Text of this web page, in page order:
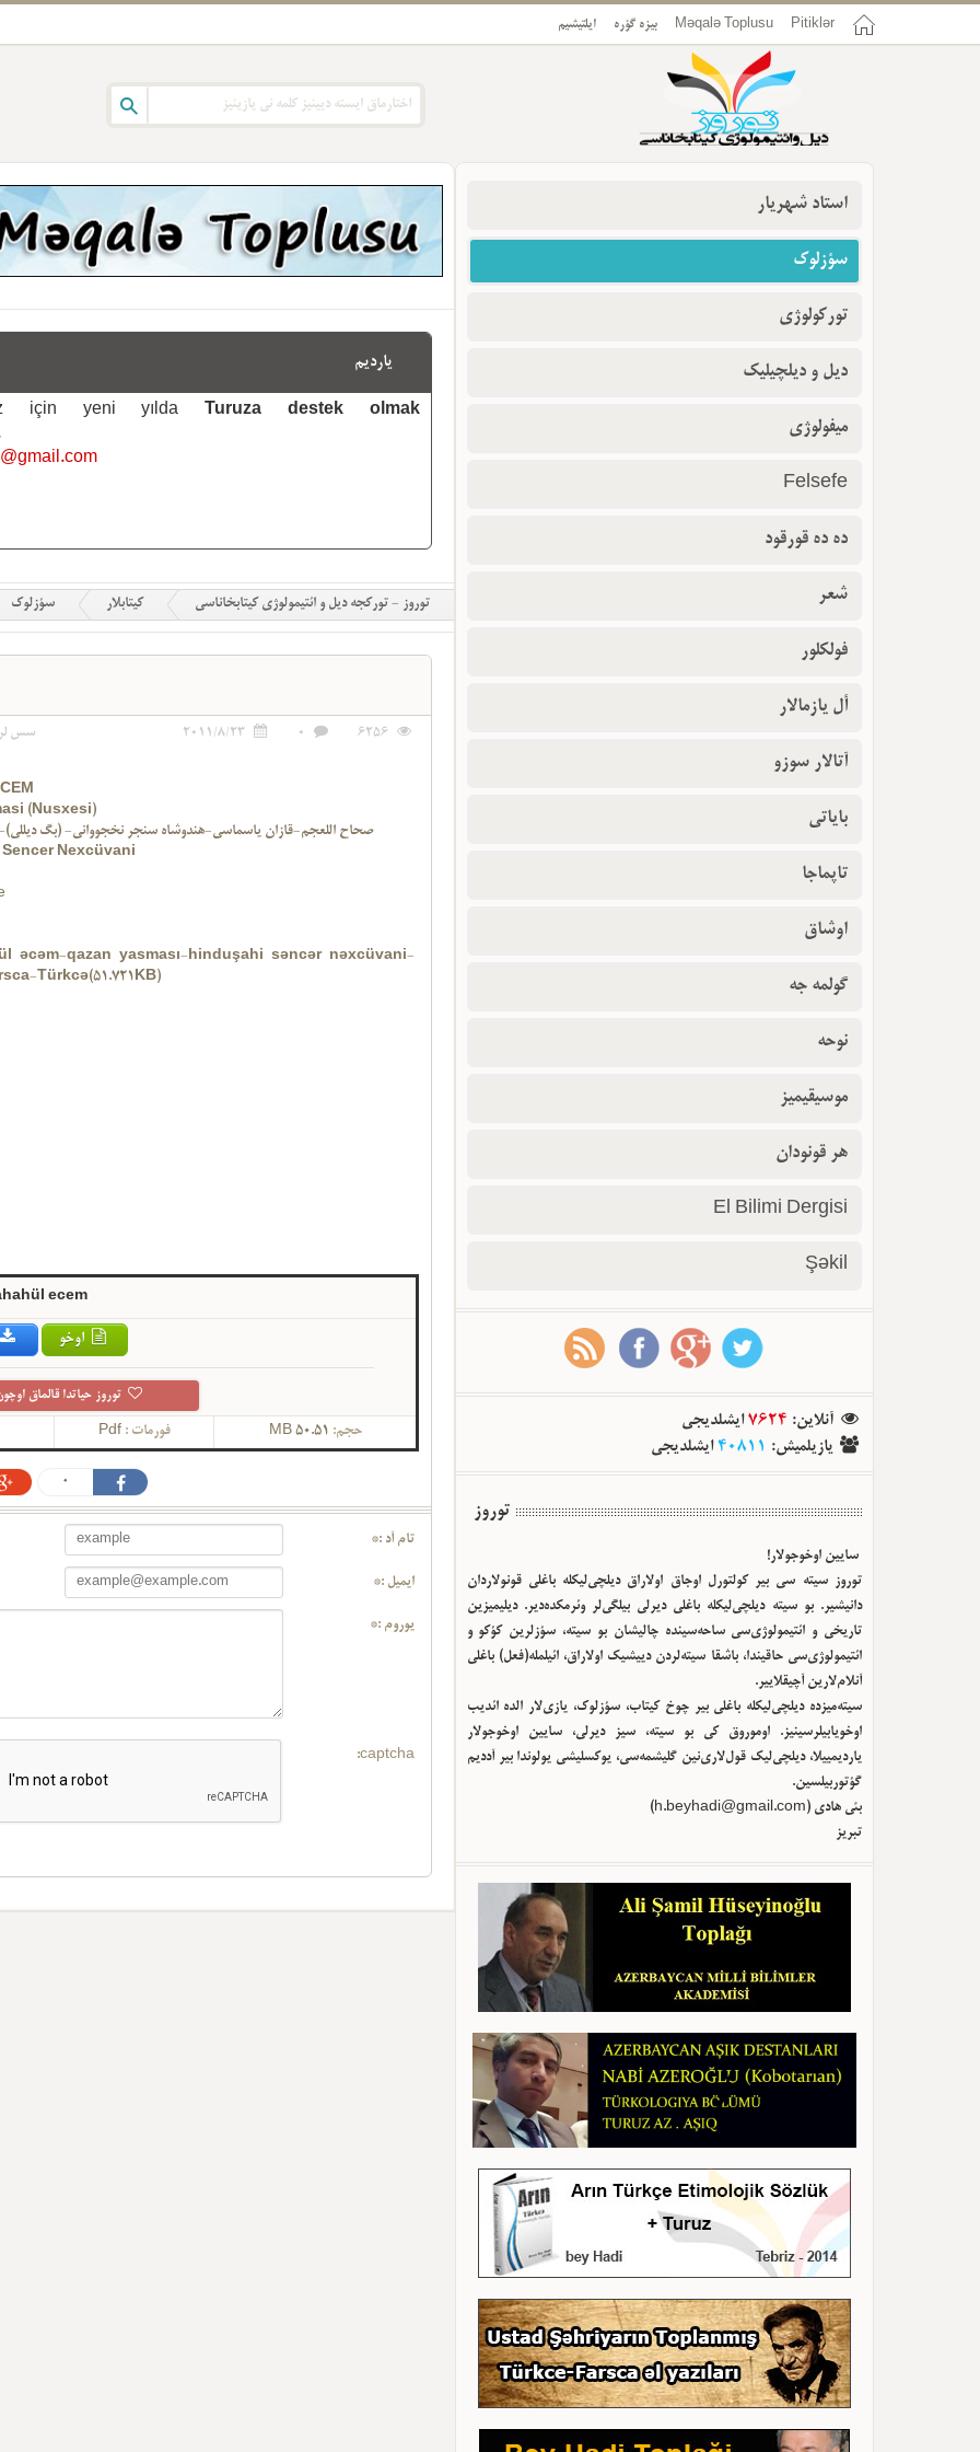
Pitiklər
Məqalə Toplusu بیزه گؤره ایلتیشیم
یاردیم
için yeni yılda
Turuza destek olmak
توروز - تورکجه دیل و ائتیمولوژی کیتابخاناسی کیتابلار سؤزلوک
6256
0
2011/8/23 سس
(Nusxesi)
صحاح اللعجم-قازان یاسماسی-هندوشاه سنجر نخجووانی- (بگ
Nexcüvani
əcəm-qazan yasması-hinduşahi səncər nəxcüvani-
Türkcə(51.721KB)
ecem
اوخو
توروز حیاتدا قالماق
حجم: 50.51 MB فورمات :Pdf
0
تام آد :*
ایمیل :*
یوروم :*
captcha:
استاد شهریار
سؤزلوک
تورکولوژی
دیل و دیلچیلیک
میفولوژی
Felsefe
ده ده قورقود
شعر
فولکلور
أل یازمالار
آتالار سوزو
بایاتی
تاپماجا
اوشاق
گولمه جه
نوحه
موسیقیمیز
هر قونودان
El Bilimi Dergisi
Şəkil
آنلاین:
7624ایشلدیجی
یازیلمیش:
40811ایشلدیجی
توروز
سایین اوخوجولار!
توروز سیته سی بیر کولتورل اوجاق اولا‌راق دیلچی‌لیکله باغلی قونولاردان
دانیشیر. بو سیته دیلچی‌لیکله باغلی دیرلی بیلگی‌لر وئرمکده‌دیر. دیلیمیزین
تاریخی و ائتیمولوژی‌سی ساحه‌سینده چالیشان بو سیته، سؤزلرین کؤکو و
ائتیمولوژی‌سی حاقیندا، باشقا سیته‌لردن دییشیک اولا‌راق، ائیلمله(فعل) باغلی
آنلام‌لارین آچیقلاییر.
سیته‌میزده دیلچی‌لیکله باغلی بیر چوخ کیتاب، سؤزلوک، یازی‌لار الده ائدیب
اوخویابیلرسینیز. اوموروق کی بو سیته، سیز دیرلی، سایین اوخوجولار
یاردیمییلا، دیلچی‌لیک قول‌لاری‌نین گلیشمه‌سی، یوکسلیشی یولوندا بیر آددیم
گؤتوربیلسین.
بئی هادی (h.beyhadi@gmail.com
)
تبریز